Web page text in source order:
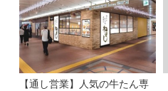
【通し営業】人気の牛たん専